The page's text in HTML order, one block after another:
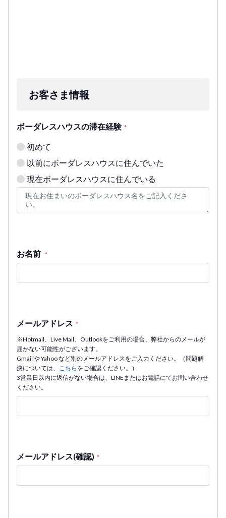
お客さま情報
ボーダレスハウスの滞在経験 *
初めて
以前にボーダレスハウスに住んでいた
現在ボーダレスハウスに住んでいる
お名前 *
メールアドレス *
※Hotmail、Live Mail、Outlookをご利用の場合、弊社からのメールが
届かない可能性がございます。
Gmai lや Yahoo など別のメールアドレスをご入力ください。（問題解
決については、
こちら をご確認ください。）
3営業日以内に返信がない場合は、LINEまたはお電話にてお問い合わせ
ください。
メールアドレス(確認) *